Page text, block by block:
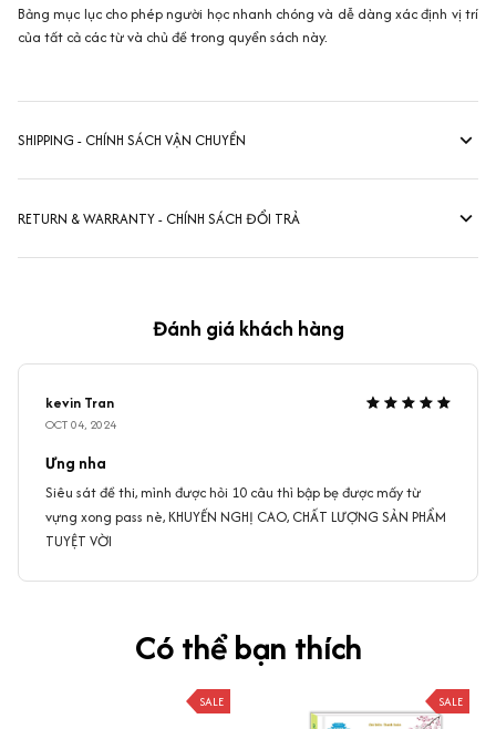
Bảng mục lục cho phép người học nhanh chóng và dễ dàng xác định vị trí
của tất cả các từ và chủ đề trong quyển sách này.
SHIPPING - CHÍNH SÁCH VẬN CHUYỂN
RETURN & WARRANTY - CHÍNH SÁCH ĐỔI TRẢ
Đánh giá khách hàng
kevin Tran
OCT 04, 2024
Ưng nha
Siêu sát đề thi, mình được hỏi 10 câu thì bập bẹ được mấy từ
vựng xong pass nè, KHUYẾN NGHỊ CAO, CHẤT LƯỢNG SẢN PHẨM
TUYỆT VỜI
Có thể bạn thích
SALE SALE